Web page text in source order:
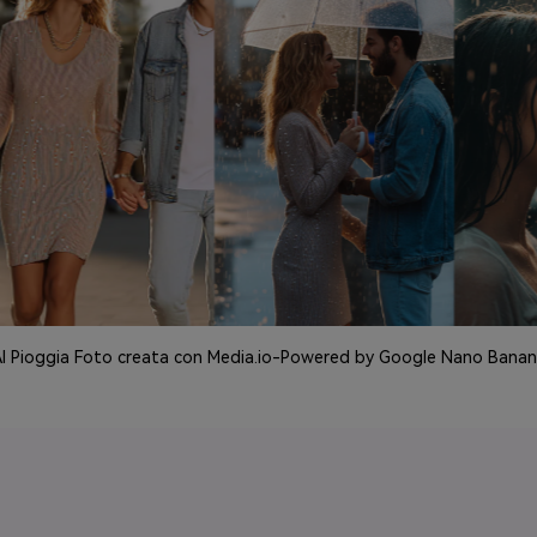
Pioggia Foto creata con Media.io-Powered by Google Nano